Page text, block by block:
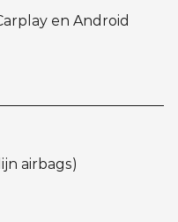
en Android
airbags)